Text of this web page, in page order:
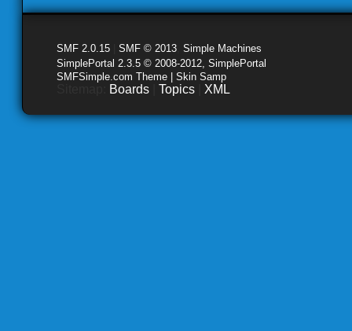
SMF 2.0.15 SMF © 2013 Simple Machines
SimplePortal 2.3.5 © 2008-2012, SimplePortal
SMFSimple.com Theme | Skin Samp
Boards Topics XML